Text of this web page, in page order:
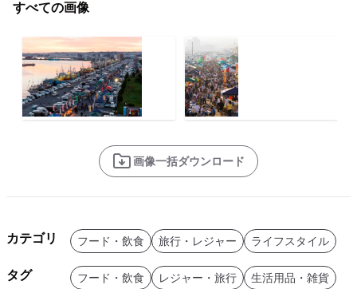
すべての画像
画像一括ダウンロード
カテゴリ フード・飲食 旅行・レジャー ライフスタイル
タグ フード・飲食 レジャー・旅行 生活用品・雑貨